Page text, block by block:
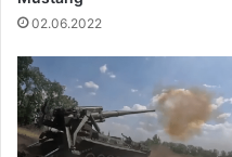
п
р
в
о
м
з
н
е
с
и
л
02.06.2022